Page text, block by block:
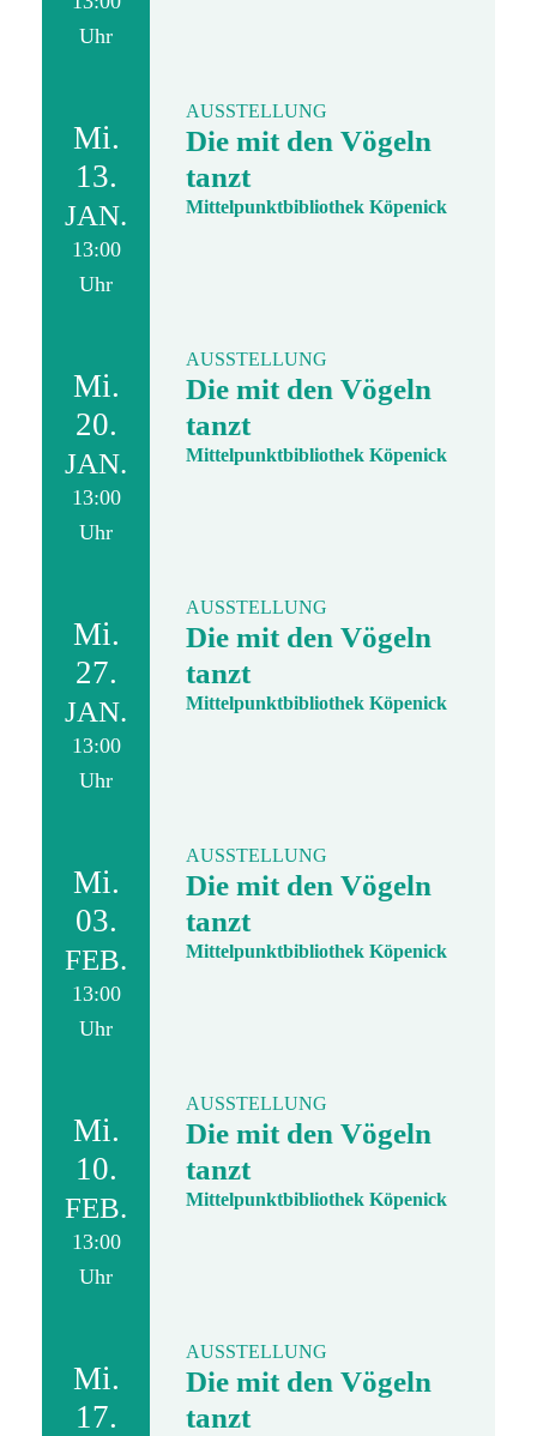
Uhr
Mi.
13.
JAN.
13:00
Uhr
AUSSTELLUNG
Die mit den Vögeln
tanzt
Mittelpunktbibliothek Köpenick
Mi.
20.
JAN.
13:00
Uhr
AUSSTELLUNG
Die mit den Vögeln
tanzt
Mittelpunktbibliothek Köpenick
Mi.
27.
JAN.
13:00
Uhr
AUSSTELLUNG
Die mit den Vögeln
tanzt
Mittelpunktbibliothek Köpenick
Mi.
03.
FEB.
13:00
Uhr
AUSSTELLUNG
Die mit den Vögeln
tanzt
Mittelpunktbibliothek Köpenick
Mi.
10.
FEB.
13:00
Uhr
AUSSTELLUNG
Die mit den Vögeln
tanzt
Mittelpunktbibliothek Köpenick
Mi.
17.
AUSSTELLUNG
Die mit den Vögeln
tanzt